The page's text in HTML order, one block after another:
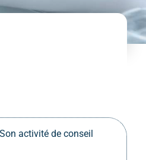
activité de conseil